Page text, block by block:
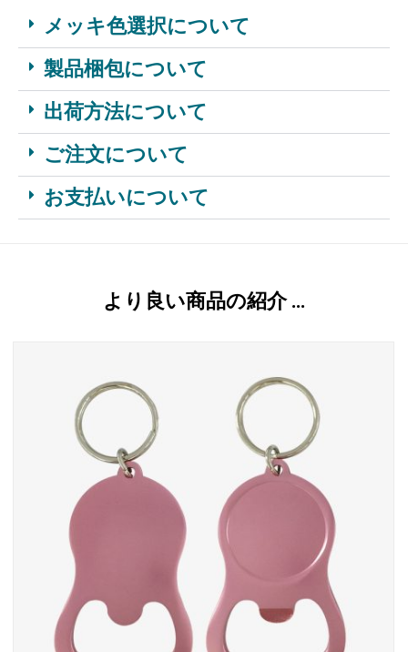
メッキ色選択について
製品梱包について
出荷方法について
ご注文について
お支払いについて
より良い商品の紹介 …